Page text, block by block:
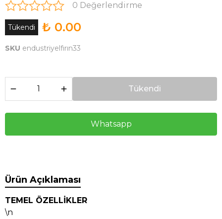
0 Değerlendirme
Tükendi ₺ 0.00
SKU endustriyelfırın33
Tükendi
Whatsapp
Ürün Açıklaması
TEMEL ÖZELLİKLER
\n